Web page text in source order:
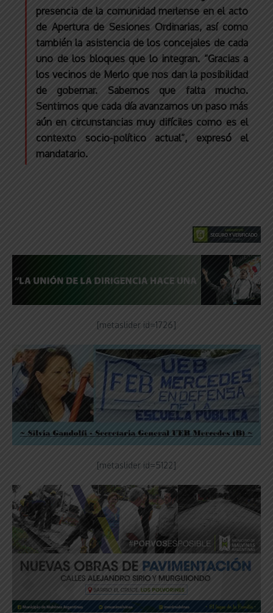
presencia de la comunidad merlense en el acto
de Apertura de Sesiones Ordinarias, así como
también la asistencia de los concejales de cada
uno de los bloques que lo integran. “Gracias a
los vecinos de Merlo que nos dan la posibilidad
de gobernar. Sabemos que falta mucho.
Sentimos que cada día avanzamos un paso más
aún en circunstancias muy difíciles como es el
contexto socio-político actual”, expresó el
mandatario.
[metaslider id=1726]
[metaslider id=5122]